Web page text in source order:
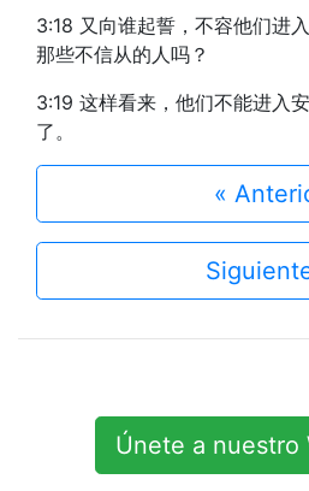
3:18 又向谁起誓，不容他们进
那些不信从的人吗？
3:19 这样看来，他们不能进入
了。
«
Únete a nuestro